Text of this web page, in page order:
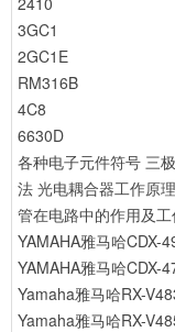
3GC1
2GC1E
RM316B
4C8
6630D
各种电子元件符号 三
法 光电耦合器工作原理
管在电路中的作用及
YAMAHA雅马哈CDX-
YAMAHA雅马哈CDX-
Yamaha雅马哈RX-
Yamaha雅马哈RX-